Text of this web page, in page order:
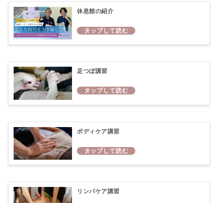
休息館の紹介
足つぼ講習
ボディケア講習
リンパケア講習